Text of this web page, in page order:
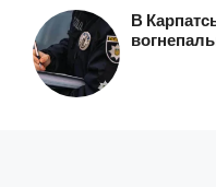
В